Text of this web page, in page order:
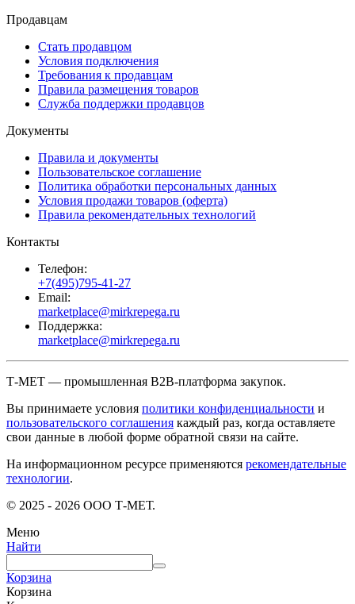
Продавцам
Стать продавцом
Условия подключения
Требования к продавцам
Правила размещения товаров
Служба поддержки продавцов
Документы
Правила и документы
Пользовательское соглашение
Политика обработки персональных данных
Условия продажи товаров (оферта)
Правила рекомендательных технологий
Контакты
Телефон:
+7(495)795-41-27
Email:
marketplace@mirkrepega.ru
Поддержка:
marketplace@mirkrepega.ru
Т-МЕТ — промышленная B2B-платформа закупок.
Вы принимаете условия политики конфиденциальности и
пользовательского соглашения каждый раз, когда оставляете
свои данные в любой форме обратной связи на сайте.
На информационном ресурсе применяются рекомендательные
технологии.
© 2025 - 2026 ООО Т-МЕТ.
Меню
Найти
Корзина
Корзина